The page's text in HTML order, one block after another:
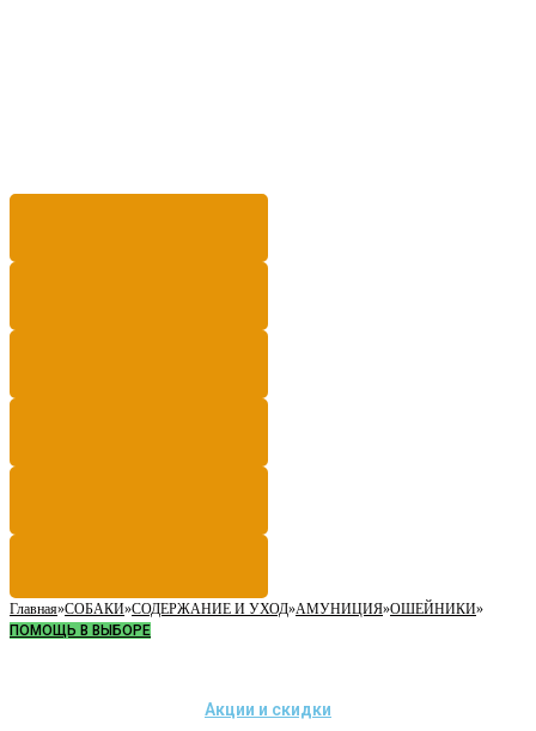
Главная»СОБАКИ»СОДЕРЖАНИЕ И УХОД»АМУНИЦИЯ»ОШЕЙНИКИ»
ПОМОЩЬ В ВЫБОРЕ
Акции и скидки